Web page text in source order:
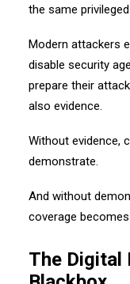
the same
Modern attackers
disable security
prepare their
also evidence.
Without evidence,
demonstrate.
And without
coverage
The Digital